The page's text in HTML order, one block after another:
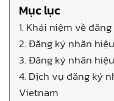
Mục lục
1. Khái niệm về
2. Đăng ký nhãn
3. Đăng ký nhãn
4. Dịch vụ đăng ký
Vietnam